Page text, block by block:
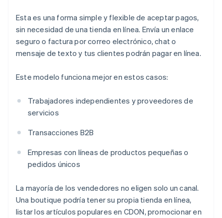
Esta es una forma simple y flexible de aceptar pagos,
sin necesidad de una tienda en línea. Envía un enlace
seguro o factura por correo electrónico, chat o
mensaje de texto y tus clientes podrán pagar en línea.
Este modelo funciona mejor en estos casos:
Trabajadores independientes y proveedores de
servicios
Transacciones B2B
Empresas con líneas de productos pequeñas o
pedidos únicos
La mayoría de los vendedores no eligen solo un canal.
Una boutique podría tener su propia tienda en línea,
listar los artículos populares en CDON, promocionar en